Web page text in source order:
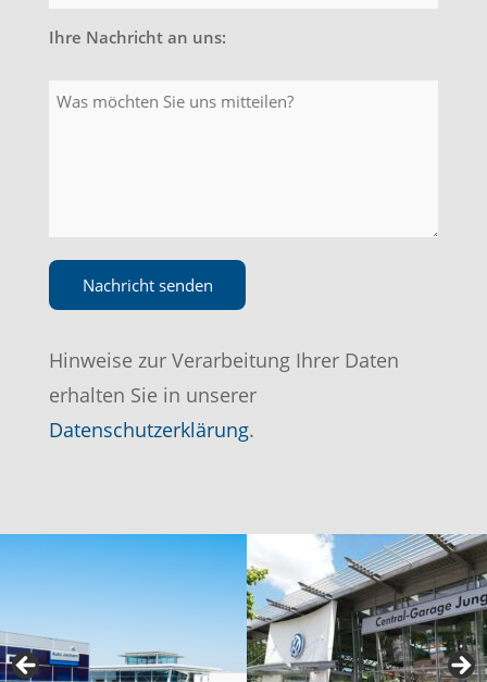
Ihre Nachricht an uns:
Hinweise zur Verarbeitung Ihrer Daten
erhalten Sie in unserer
Datenschutzerklärung.